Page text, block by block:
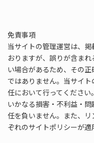
免責事項
当サイトの管理運営は、
おりますが、誤りが含ま
い場合があるため、その
ではありません。当サイ
任において行ってくださ
いかなる損害・不利益・
任を負いません。また、
ぞれのサイトポリシーが適